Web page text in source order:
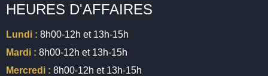
HEURES D'AFFAIRES
Lundi : 8h00-12h et 13h-15h
Mardi : 8h00-12h et 13h-15h
Mercredi : 8h00-12h et 13h-15h